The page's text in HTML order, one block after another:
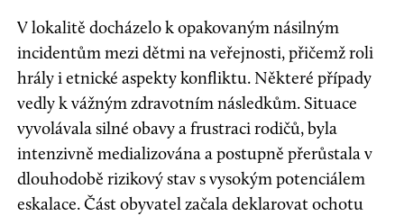
V lokalitě docházelo k opakovaným násilným
incidentům mezi dětmi na veřejnosti, přičemž roli
hrály i etnické aspekty konfliktu. Některé případy
vedly k vážným zdravotním následkům. Situace
vyvolávala silné obavy a frustraci rodičů, byla
intenzivně medializována a postupně přerůstala v
dlouhodobě rizikový stav s vysokým potenciálem
eskalace. Část obyvatel začala deklarovat ochotu